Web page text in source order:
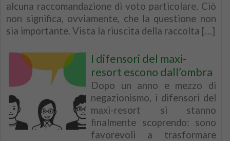
alcuna raccomandazione di voto particolare. Ciò
non significa, ovviamente, che la questione non
sia importante. Vista la riuscita della raccolta […]
I difensori del maxi-
resort escono dall’ombra
Dopo un anno e mezzo di
negazionismo, i difensori del
maxi-resort si stanno
finalmente scoprendo: sono
favorevoli a trasformare